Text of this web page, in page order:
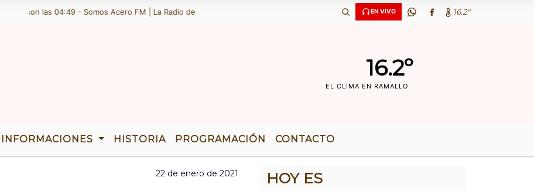
las 04:49 - Somos Acero FM | La Radio de Ramallo | TENEMOS 36 AÃ‘OS DE RADIO | EN VIVO 16.2º
16.2º
EL CLIMA EN RAMALLO
INFORMACIONES HISTORIA PROGRAMACIÓN CONTACTO
22 de enero de 2021 HOY ES